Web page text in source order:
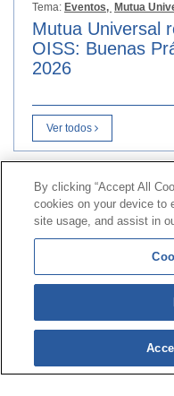
Tema: Eventos, Mutua
Mutua Universal
OISS: Buenas
2026
Ver todos
Contacto|Perfil
Liña Universal 900
Prestacións Especiais|
© Mutua Universal
Política de Protección
Síguenos en:
By clicking “Accept All
cookies on your device to
site usage, and assist in